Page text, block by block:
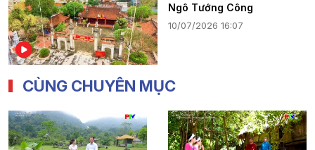
Ngô Tướng Công
10/07/2026 16:07
CÙNG CHUYÊN MỤC